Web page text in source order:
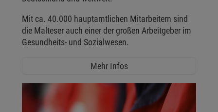
Mit ca. 40.000 hauptamtlichen Mitarbeitern sind
die Malteser auch einer der großen Arbeitgeber im
Gesundheits- und Sozialwesen.
Mehr Infos